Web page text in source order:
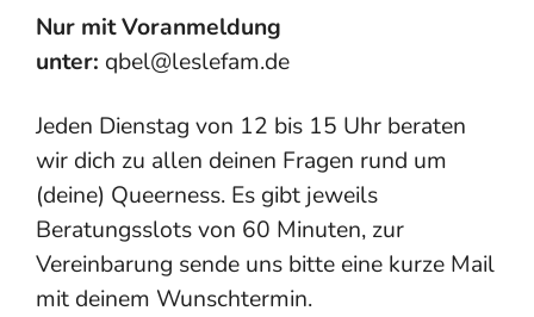
Nur mit Voranmeldung
unter: qbel@leslefam.de
Jeden Dienstag von 12 bis 15 Uhr beraten
wir dich zu allen deinen Fragen rund um
(deine) Queerness. Es gibt jeweils
Beratungsslots von 60 Minuten, zur
Vereinbarung sende uns bitte eine kurze Mail
mit deinem Wunschtermin.